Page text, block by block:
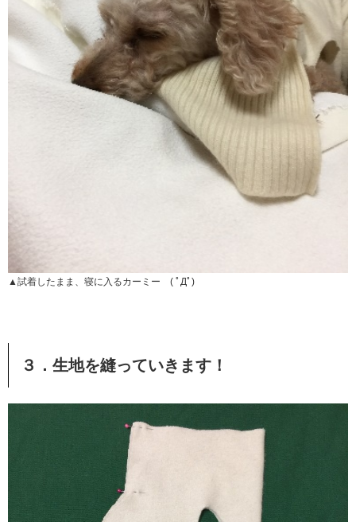
▲試着したまま、寝に入るカーミー ( ﾟДﾟ)
３．生地を縫っていきます！